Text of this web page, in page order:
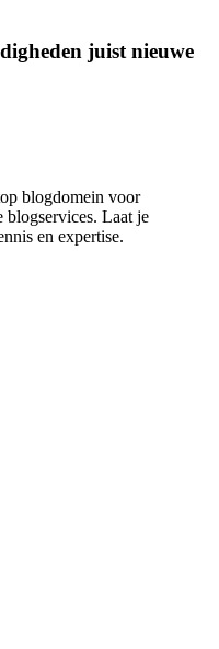
juist nieuwe
blogdomein voor
blogservices. Laat je
en expertise.